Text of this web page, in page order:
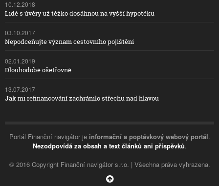
10.12.2018
Lidé s úvěry už těžko dosáhnou na vyšší hypotéku
03.10.2017
Nepodceňujte význam cestovního pojištění
02.01.2019
Dlouhodobé ošetřovné
13.07.2017
Jak mi refinancování zachránilo střechu nad hlavou
Portál Finanční navigátor je informační a poptávkový webový portál.
Nezodpovídá za obsah a text článků ani příspěvků.
© 2016 Copyright Finanční navigátor s.r.o. | Všechna práva vyhrazena.